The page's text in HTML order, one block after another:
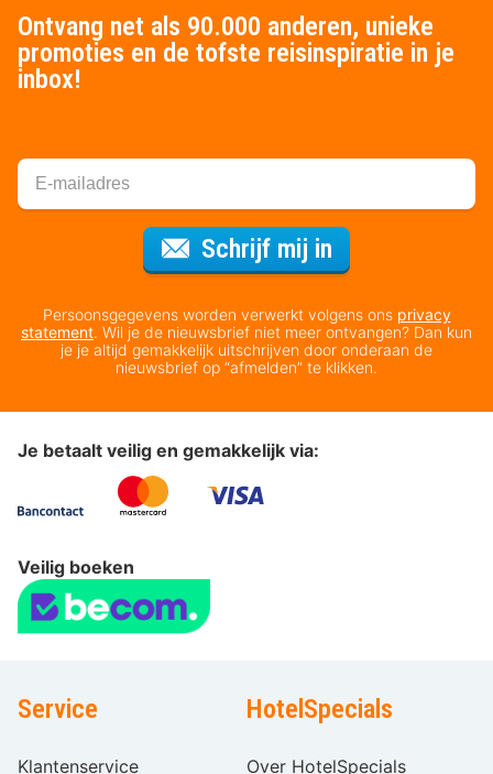
Ontvang net als 90.000 anderen, unieke
promoties en de tofste reisinspiratie in je
inbox!
Schrijf mij in
Persoonsgegevens worden verwerkt volgens ons privacy
statement. Wil je de nieuwsbrief niet meer ontvangen? Dan kun
je je altijd gemakkelijk uitschrijven door onderaan de
nieuwsbrief op “afmelden” te klikken.
Je betaalt veilig en gemakkelijk via:
Veilig boeken
Service
Klantenservice
HotelSpecials
Over HotelSpecials